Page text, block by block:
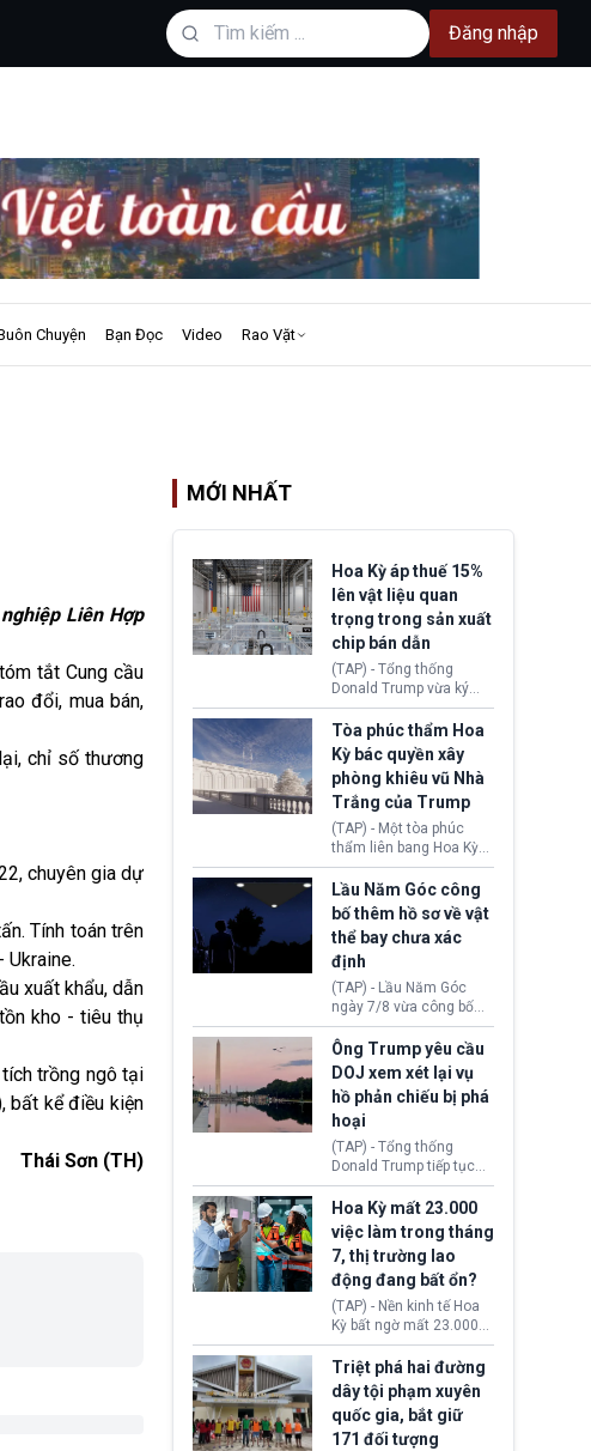
Đăng nhập
Chuyện Bạn Đọc Video Rao Vặt
Liên Hợp
tắt Cung cầu
đổi, mua bán,
chỉ số thương
chuyên gia dự
Tính toán trên
Ukraine.
xuất khẩu, dẫn
kho - tiêu thụ
trồng ngô tại
bất kể điều kiện
Thái Sơn (TH)
MỚI NHẤT
Hoa Kỳ áp thuế 15%
lên vật liệu quan
trọng trong sản xuất
chip bán dẫn
(TAP) - Tổng thống
Donald Trump vừa ký
sắc lệnh áp thuế bổ
sung 15% cùng cơ chế
giá sàn nhập khẩu
nghiêm ngặt đối với
polysilicon và các sản
phẩm hạ nguồn. Quyết
định này nhằm khôi
phục chuỗi cung ứng
công nghệ, năng lượng
mặt trời nội địa trước sự
thống trị của Trung
Quốc.
Tòa phúc thẩm Hoa
Kỳ bác quyền xây
phòng khiêu vũ Nhà
Trắng của Trump
(TAP) - Một tòa phúc
thẩm liên bang Hoa Kỳ
vừa phán quyết, chính
quyền Tổng thống
Donald Trump không có
quyền tự ý xây phòng
khiêu vũ mới rộng
khoảng 90.000 feet
vuông tại khu vực Cánh
Đông Nhà Trắng.
Lầu Năm Góc công
bố thêm hồ sơ về vật
thể bay chưa xác
định
(TAP) - Lầu Năm Góc
ngày 7/8 vừa công bố
thêm 41 hồ sơ liên quan
đến UFO hay còn được
gọi là hiện tượng bất
thường chưa xác định
(UAP). Những tài liệu này
bao gồm hình ảnh,
video, báo cáo từ nhiều
cơ quan khác nhau như
Cục Điều tra Liên bang
(FBI), Cơ quan Tình báo
Trung ương (CIA) và Bộ
Ngoại giao (DOS).
Ông Trump yêu cầu
DOJ xem xét lại vụ
hồ phản chiếu bị phá
hoại
(TAP) - Tổng thống
Donald Trump tiếp tục
cho rằng, hồ phản chiếu
trước Đài tưởng niệm
Lincoln bị phá hoại. Lãnh
đạo Nhà Trắng yêu cầu
Bộ Tư pháp (DOJ) xem
xét lại quyết định hủy
truy tố những cá nhân bị
nghi ngờ làm hư hại
công trình.
Hoa Kỳ mất 23.000
việc làm trong tháng
7, thị trường lao
động đang bất ổn?
(TAP) - Nền kinh tế Hoa
Kỳ bất ngờ mất 23.000
việc làm vào tháng 7,
cho thấy thị trường lao
động có dấu hiệu suy
yếu sau thời gian duy trì
tương đối ổn định suốt
nửa năm 2026.
Triệt phá hai đường
dây tội phạm xuyên
quốc gia, bắt giữ
171 đối tượng